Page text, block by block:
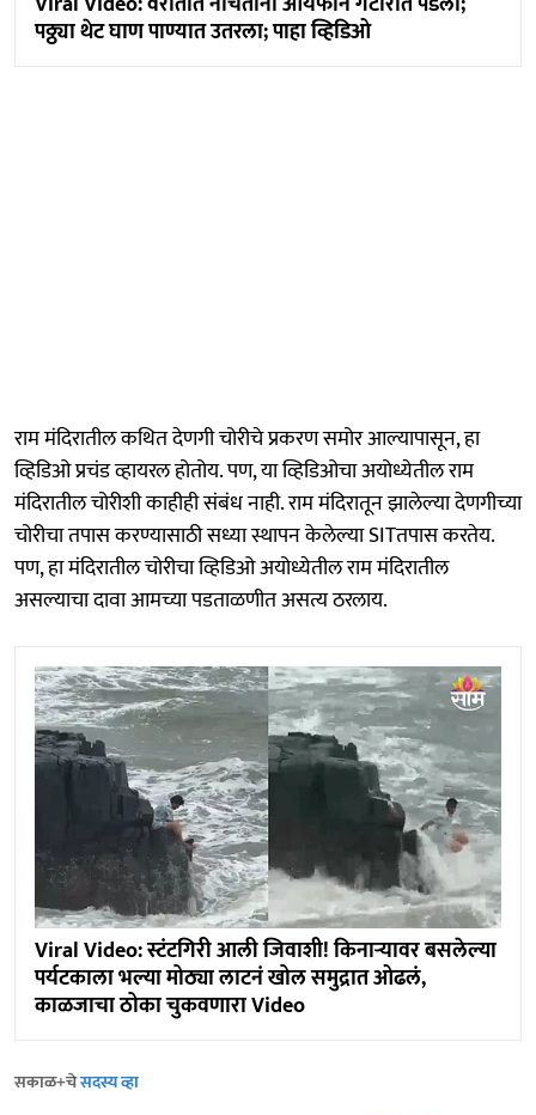
पठ्ठ्या थेट घाण पाण्यात उतरला; पाहा व्हिडिओ
राम मंदिरातील कथित देणगी चोरीचे प्रकरण समोर आल्यापासून, हा
व्हिडिओ प्रचंड व्हायरल होतोय. पण, या व्हिडिओचा अयोध्येतील राम
मंदिरातील चोरीशी काहीही संबंध नाही. राम मंदिरातून झालेल्या देणगीच्या
चोरीचा तपास करण्यासाठी सध्या स्थापन केलेल्या SITतपास करतेय.
पण, हा मंदिरातील चोरीचा व्हिडिओ अयोध्येतील राम मंदिरातील
असल्याचा दावा आमच्या पडताळणीत असत्य ठरलाय.
Viral Video: स्टंटगिरी आली जिवाशी! किनाऱ्यावर बसलेल्या
पर्यटकाला भल्या मोठ्या लाटनं खोल समुद्रात ओढलं,
काळजाचा ठोका चुकवणारा Video
सकाळ+चेसदस्य व्हा